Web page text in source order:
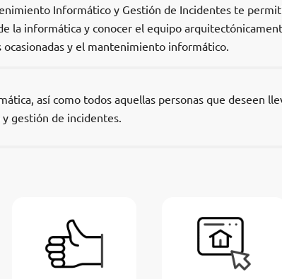
Informático y Gestión de Incidentes te
la informática y conocer el equipo
ocasionadas y el mantenimiento informático.
así como todos aquellas personas que deseen
gestión de incidentes.